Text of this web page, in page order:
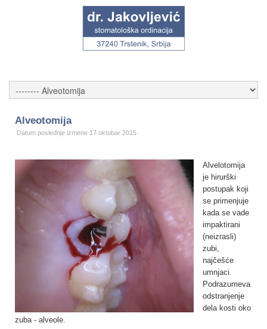
Alveotomija
Datum poslednje izmene 17 oktobar 2015
Alvelotomija
je hirurški
postupak koji
se primenjuje
kada se vade
impaktirani
(neizrasli)
zubi,
najčešće
umnjaci.
Podrazumeva
odstranjenje
dela kosti oko
zuba - alveole.